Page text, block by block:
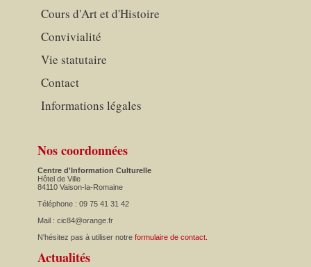
Cours d'Art et d'Histoire
Convivialité
Vie statutaire
Contact
Informations légales
Nos coordonnées
Centre d'Information Culturelle
Hôtel de Ville
84110 Vaison-la-Romaine
Téléphone : 09 75 41 31 42
Mail : cic84@orange.fr
N'hésitez pas à utiliser notre formulaire de contact
Actualités